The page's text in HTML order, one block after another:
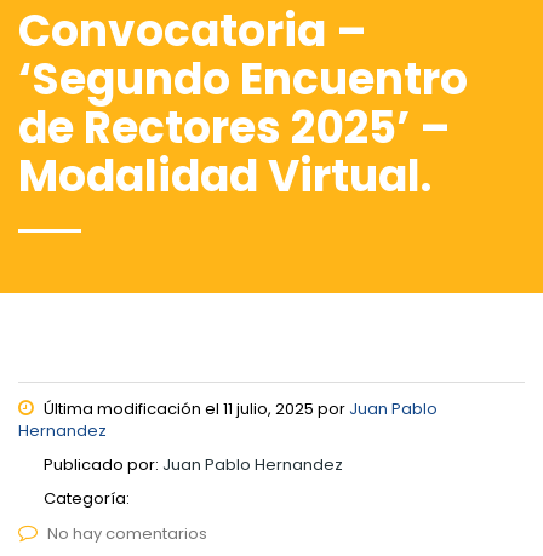
Convocatoria –
‘Segundo Encuentro
de Rectores 2025’ –
Modalidad Virtual.
Última modificación el 11 julio, 2025 por Juan Pablo
Hernandez
Publicado por: Juan Pablo Hernandez
Categoría:
No hay comentarios